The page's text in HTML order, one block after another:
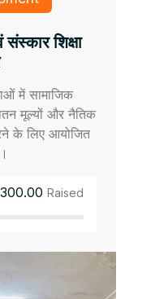
शिक्षा
में सामाजिक
मूल्यों और नैतिक
के लिए आयोजित
Raised